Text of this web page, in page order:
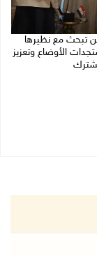
تبحث مع نظيرها
الأوضاع وتعزيز